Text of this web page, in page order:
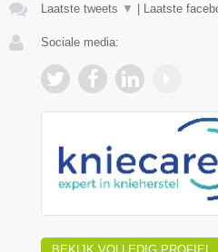
Laatste tweets ▼ | Laatste
Sociale media: